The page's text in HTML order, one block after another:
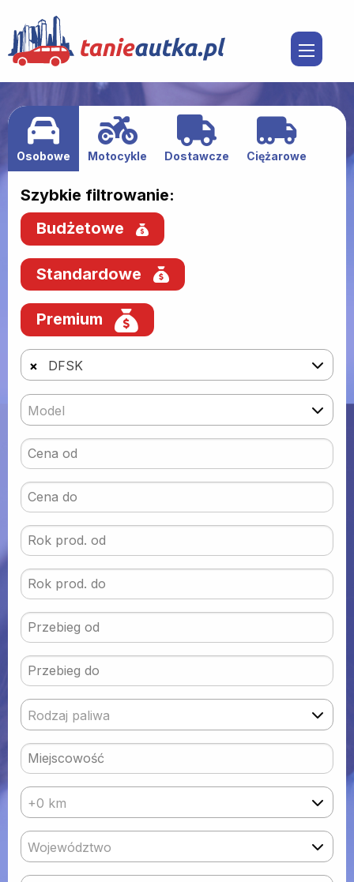
Osobowe Motocykle Dostawcze Ciężarowe
Szybkie filtrowanie:
Budżetowe
Standardowe
Premium
× DFSK
Model
Rodzaj paliwa
+0 km
Województwo